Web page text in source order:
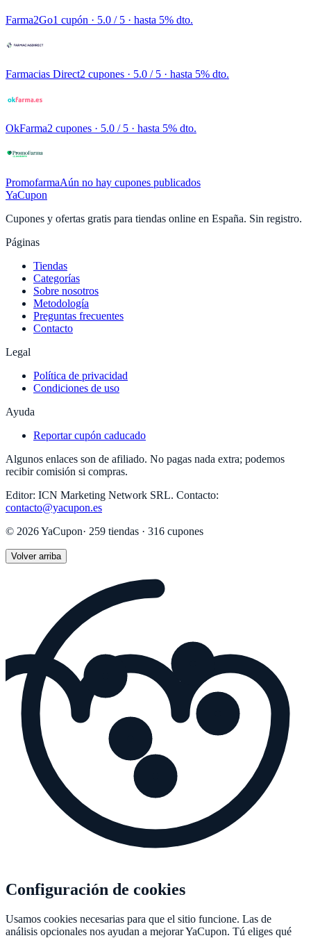
Farma2Go1 cupón · 5.0 / 5 · hasta 5% dto.
Farmacias Direct2 cupones · 5.0 / 5 · hasta 5% dto.
OkFarma2 cupones · 5.0 / 5 · hasta 5% dto.
PromofarmaAún no hay cupones publicados
YaCupon
Cupones y ofertas gratis para tiendas online en España. Sin registro.
Páginas
Tiendas
Categorías
Sobre nosotros
Metodología
Preguntas frecuentes
Contacto
Legal
Política de privacidad
Condiciones de uso
Ayuda
Reportar cupón caducado
Algunos enlaces son de afiliado. No pagas nada extra; podemos
recibir comisión si compras.
Editor: ICN Marketing Network SRL. Contacto:
contacto@yacupon.es
© 2026YaCupon· 259 tiendas · 316 cupones
Volver arriba
Configuración de cookies
Usamos cookies necesarias para que el sitio funcione. Las de
análisis opcionales nos ayudan a mejorarYaCupon. Tú eliges qué